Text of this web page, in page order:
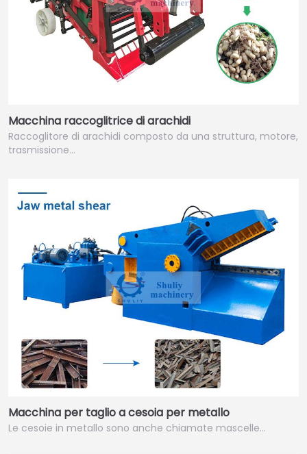
Macchina raccoglitrice di arachidi
Raccoglitore di arachidi composto da una struttura, motore,
trasmissione…
Macchina per taglio a cesoia per metallo
Le cesoie in metallo sono anche chiamate mascelle…